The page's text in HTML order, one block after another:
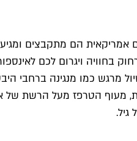
אמריקאית הם מתקבצים
בחוויה ויגרום לכם
מרגש כמו מנגינה ברחבי
הטרפז מעל הרשת של